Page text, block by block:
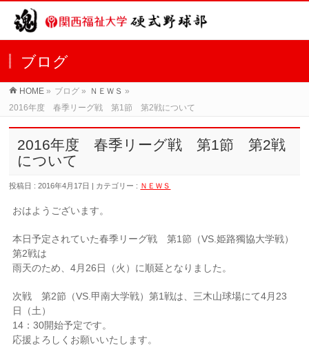
ブログ
HOME » ブログ » ＮＥＷＳ »
2016年度 春季リーグ戦 第1節 第2戦について
2016年度 春季リーグ戦 第1節 第2戦
について
投稿日 : 2016年4月17日 | カテゴリー : ＮＥＷＳ
おはようございます。
本日予定されていた春季リーグ戦 第1節（VS.姫路獨協大学戦）
第2戦は
雨天のため、4月26日（火）に順延となりました。
次戦 第2節（VS.甲南大学戦）第1戦は、三木山球場にて4月23
日（土）
14：30開始予定です。
応援よろしくお願いいたします。